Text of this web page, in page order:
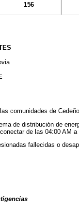
156
comunidades de
de distribución de
de las 04:00 AM a
fallecidas o